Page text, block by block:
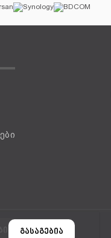
ვერსია
გასაგებია